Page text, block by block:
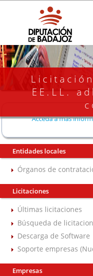
EE.LL.
Acceda a más
Entidades locales
Órganos de
Licitaciones
Últimas licitaciones
Búsqueda de
Descarga de Software
Soporte empresas
Empresas